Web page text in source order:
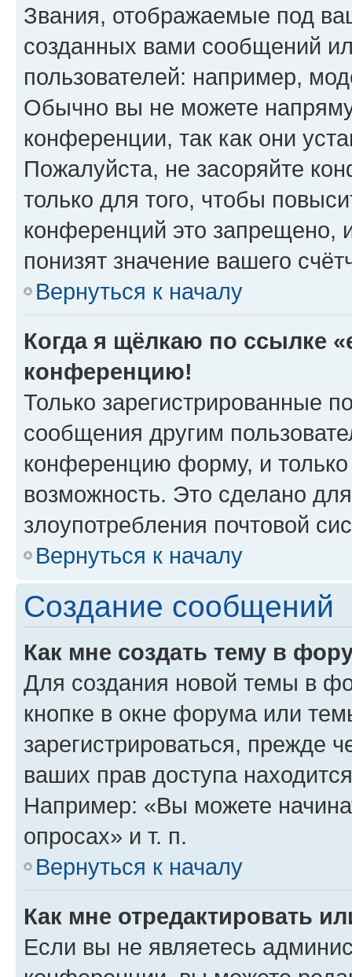
Звания, отображаемые под
созданных вами сообщений
пользователей: например,
Обычно вы не можете
конференции, так как они
Пожалуйста, не засоряйте
только для того, чтобы
конференций это запрещено,
понизят значение вашего
Вернуться к началу
Когда я щёлкаю по ссылке
конференцию!
Только зарегистрированные
сообщения другим
конференцию форму, и
возможность. Это сделано
злоупотребления почтовой
Вернуться к началу
Создание сообщений
Как мне создать тему в
Для создания новой темы в
кнопке в окне форума или
зарегистрироваться, прежде
ваших прав доступа
Например: «Вы можете
опросах» и т. п.
Вернуться к началу
Как мне отредактировать
Если вы не являетесь